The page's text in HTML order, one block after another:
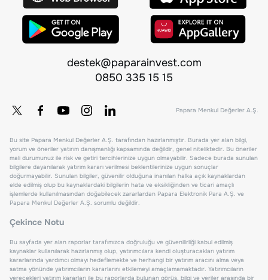
destek@paparainvest.com
0850 335 15 15
Papara Menkul Değerler A.Ş.
Bu site Papara Menkul Değerler A.Ş. tarafından hazırlanmıştır. Burada yer alan bilgi,
yorum ve öneriler yatırım danışmanlığı kapsamında değildir, genel niteliktedir. Bu öneriler
mali durumunuz ile risk ve getiri tercihlerinize uygun olmayabilir. Sadece burada sunulan
bilgilere dayanılarak yatırım kararı verilmesi beklentilerinize uygun sonuçlar
doğurmayabilir. Sunulan bilgiler, güvenilir olduğuna inanılan halka açık kaynaklardan
elde edilmiş olup bu kaynaklardaki bilgilerin hata ve eksikliğinden ve ticari amaçlı
işlemlerde kullanılmasından doğabilecek zararlardan Papara Elektronik Para A.Ş. ve
Papara Menkul Değerler A.Ş. sorumlu değildir.
Çekince Notu
Bu sayfada yer alan raporlar tarafımızca doğruluğu ve güvenilirliği kabul edilmiş
kaynaklar kullanılarak hazırlanmış olup, yatırımcılara kendi oluşturacakları yatırım
kararlarında yardımcı olmayı hedeflemekte ve herhangi bir yatırım aracını alma veya
satma yönünde yatırımcıların kararlarını etkilemeyi amaçlamamaktadır. Yatırımcıların
verecekleri yatırım kararları ile bu raporlarda bulunan görüş, bilgi ve veriler arasında bir